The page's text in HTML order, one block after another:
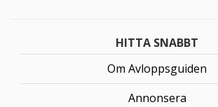
HITTA SNABBT
Om Avloppsguiden
Annonsera